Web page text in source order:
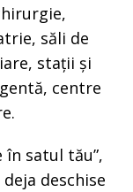
săli de
stații și
centre
satul tău”,
deschise